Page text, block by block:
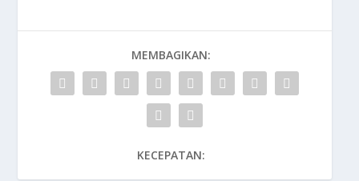
MEMBAGIKAN:
KECEPATAN: